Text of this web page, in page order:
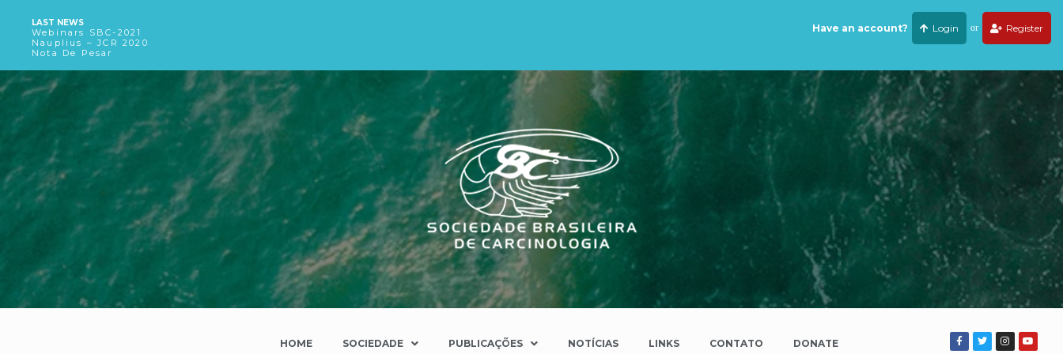
LAST NEWS
Webinars SBC-2021
Nauplius – JCR 2020
Nota De Pesar
Have an account? Login or Register
HOME SOCIEDADE PUBLICAÇÕES NOTÍCIAS LINKS CONTATO DONATE